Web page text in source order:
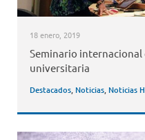
18 enero, 2019
Seminario internacional
universitaria
Destacados, Noticias, Noticias